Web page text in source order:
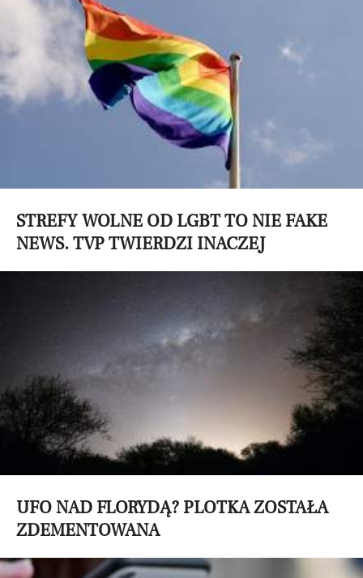
STREFY WOLNE OD LGBT TO NIE FAKE
NEWS. TVP TWIERDZI INACZEJ
UFO NAD FLORYDĄ? PLOTKA ZOSTAŁA
ZDEMENTOWANA